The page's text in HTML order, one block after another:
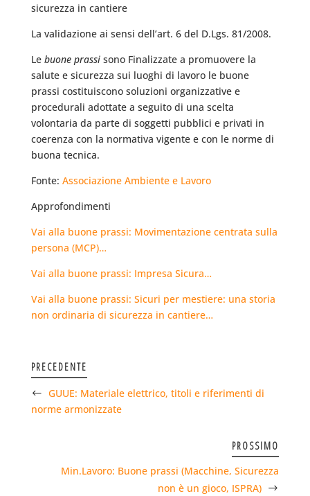
sicurezza in cantiere
La validazione ai sensi dell’art. 6 del D.Lgs. 81/2008.
Le buone prassisono Finalizzate a promuovere la
salute e sicurezza sui luoghi di lavoro le buone
prassi costituiscono soluzioni organizzative e
procedurali adottate a seguito di una scelta
volontaria da parte di soggetti pubblici e privati in
coerenza con la normativa vigente e con le norme di
buona tecnica.
Fonte: Associazione Ambiente e Lavoro
Approfondimenti
Vai alla buone prassi: Movimentazione centrata sulla
persona (MCP)…
Vai alla buone prassi: Impresa Sicura…
Vai alla buone prassi: Sicuri per mestiere: una storia
non ordinaria di sicurezza in cantiere…
PRECEDENTE
GUUE: Materiale elettrico, titoli e riferimenti di
norme armonizzate
PROSSIMO
Min.Lavoro: Buone prassi (Macchine, Sicurezza
non è un gioco, ISPRA)